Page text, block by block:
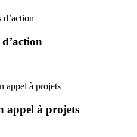
d’action
appel à projets
appel à projets